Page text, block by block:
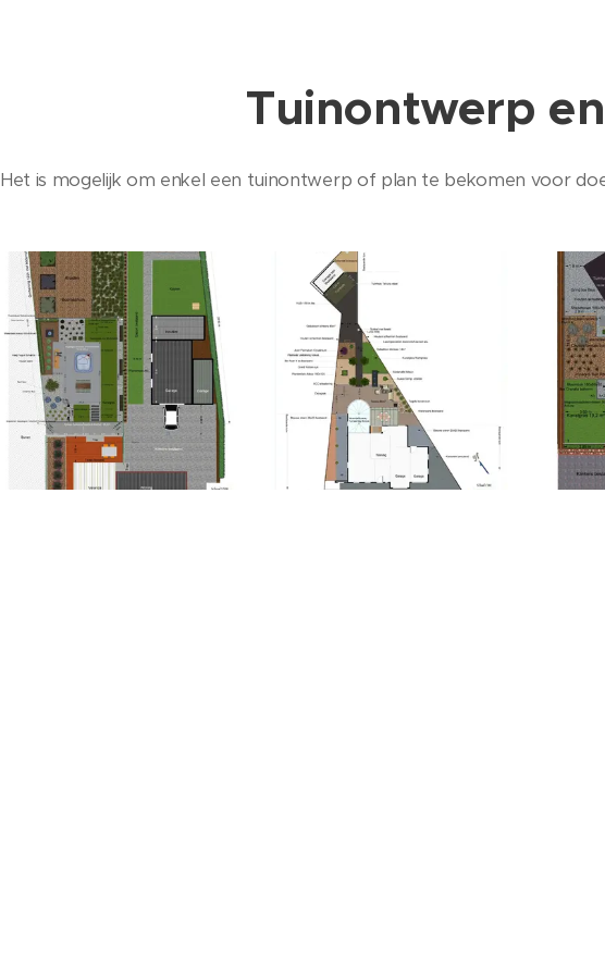
Tuinontwerp
Het is mogelijk om enkel een tuinontwerp of plan te bekomen voor